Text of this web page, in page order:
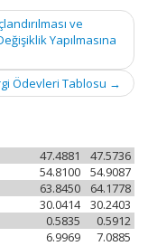
ve
Yapılmasına
Ödevleri Tablosu →
47.5736
47.4881
54.9087
54.8100
64.1778
63.8450
30.2403
30.0414
0.5912
0.5835
7.0885
6.9969